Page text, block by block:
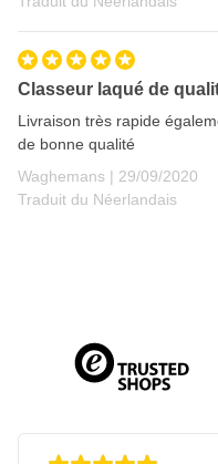
Classeur laqué de
Livraison très rapide
de bonne qualité
Waghemans | 29 septembre
29/09/2020
Traduit du Néerlandais